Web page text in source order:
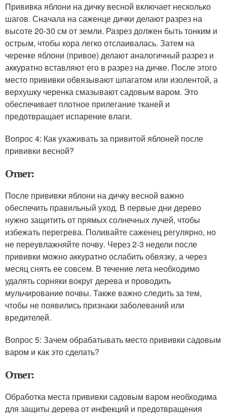
Прививка яблони на дичку весной включает несколько
шагов. Сначала на саженце дички делают разрез на
высоте 20-30 см от земли. Разрез должен быть тонким и
острым, чтобы кора легко отслаивалась. Затем на
черенке яблони (привое) делают аналогичный разрез и
аккуратно вставляют его в разрез на дичке. После этого
место прививки обвязывают шпагатом или изолентой, а
верхушку черенка смазывают садовым варом. Это
обеспечивает плотное прилегание тканей и
предотвращает испарение влаги.
Вопрос 4: Как ухаживать за привитой яблоней после
прививки весной?
Ответ:
После прививки яблони на дичку весной важно
обеспечить правильный уход. В первые дни дерево
нужно защитить от прямых солнечных лучей, чтобы
избежать перегрева. Поливайте саженец регулярно, но
не переувлажняйте почву. Через 2-3 недели после
прививки можно аккуратно ослабить обвязку, а через
месяц снять ее совсем. В течение лета необходимо
удалять сорняки вокруг дерева и проводить
мульчирование почвы. Также важно следить за тем,
чтобы не появились признаки заболеваний или
вредителей.
Вопрос 5: Зачем обрабатывать место прививки садовым
варом и как это сделать?
Ответ:
Обработка места прививки садовым варом необходима
для защиты дерева от инфекций и предотвращения